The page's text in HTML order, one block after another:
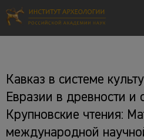
Кавказ в системе
Евразии в древности и
Крупновские чтения:
международной